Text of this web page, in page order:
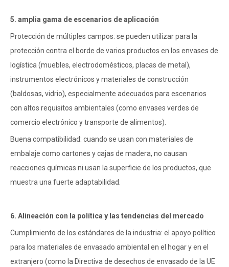
5. amplia gama de escenarios de aplicación
Protección de múltiples campos: se pueden utilizar para la
protección contra el borde de varios productos en los envases de
logística (muebles, electrodomésticos, placas de metal),
instrumentos electrónicos y materiales de construcción
(baldosas, vidrio), especialmente adecuados para escenarios
con altos requisitos ambientales (como envases verdes de
comercio electrónico y transporte de alimentos).
Buena compatibilidad: cuando se usan con materiales de
embalaje como cartones y cajas de madera, no causan
reacciones químicas ni usan la superficie de los productos, que
muestra una fuerte adaptabilidad.
6. Alineación con la política y las tendencias del mercado
Cumplimiento de los estándares de la industria: el apoyo político
para los materiales de envasado ambiental en el hogar y en el
extranjero (como la Directiva de desechos de envasado de la UE